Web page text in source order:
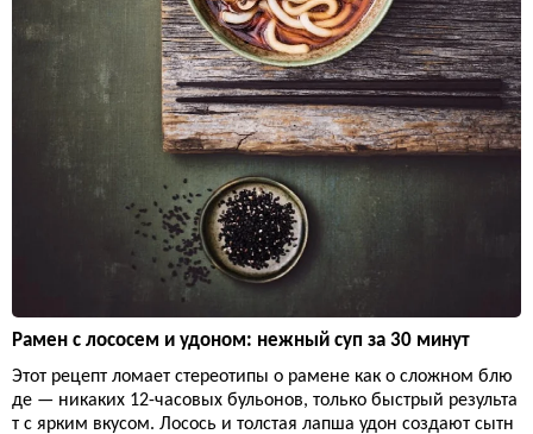
Рамен с лососем и удоном: нежный суп за 30 минут
Этот рецепт ломает стереотипы о рамене как о сложном блю
де — никаких 12-часовых бульонов, только быстрый результа
т с ярким вкусом. Лосось и толстая лапша удон создают сытн